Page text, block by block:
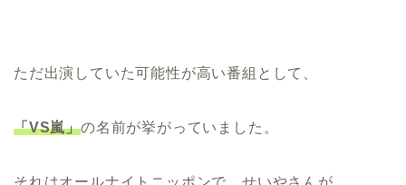
ただ出演していた可能性が高い番組として、
「VS嵐」の名前が挙がっていました。
それはオールナイトニッポンで、せいやさんが